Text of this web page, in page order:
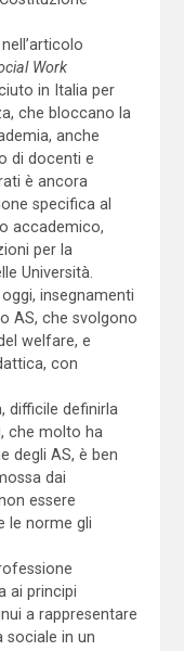
Work
in Italia per
che bloccano la
anche
di docenti e
è ancora
specifica al
accademico,
per la
Università.
insegnamenti
AS, che svolgono
welfare, e
con
difficile definirla
che molto ha
degli AS, è ben
dai
essere
le norme gli
ai principi
a rappresentare
sociale in un